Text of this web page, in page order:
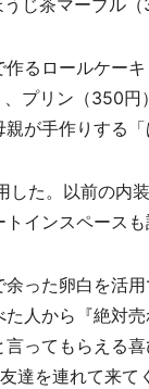
じ茶マーブル（
るロールケー
プリン（350
が手作りする「
た。以前の内
インスペースも
った卵白を活
人から『絶対
ってもらえる
達を連れて来